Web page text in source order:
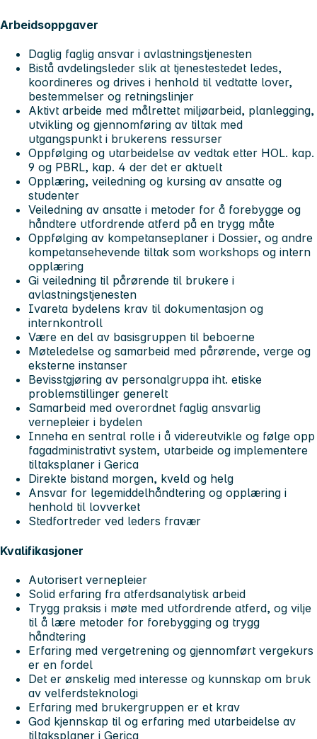
Arbeidsoppgaver
Daglig faglig ansvar i avlastningstjenesten
Bistå avdelingsleder slik at tjenestestedet ledes,
koordineres og drives i henhold til vedtatte lover,
bestemmelser og retningslinjer
Aktivt arbeide med målrettet miljøarbeid, planlegging,
utvikling og gjennomføring av tiltak med
utgangspunkt i brukerens ressurser
Oppfølging og utarbeidelse av vedtak etter HOL. kap.
9 og PBRL, kap. 4 der det er aktuelt
Opplæring, veiledning og kursing av ansatte og
studenter
Veiledning av ansatte i metoder for å forebygge og
håndtere utfordrende atferd på en trygg måte
Oppfølging av kompetanseplaner i Dossier, og andre
kompetansehevende tiltak som workshops og intern
opplæring
Gi veiledning til pårørende til brukere i
avlastningstjenesten
Ivareta bydelens krav til dokumentasjon og
internkontroll
Være en del av basisgruppen til beboerne
Møteledelse og samarbeid med pårørende, verge og
eksterne instanser
Bevisstgjøring av personalgruppa iht. etiske
problemstillinger generelt
Samarbeid med overordnet faglig ansvarlig
vernepleier i bydelen
Inneha en sentral rolle i å videreutvikle og følge opp
fagadministrativt system, utarbeide og implementere
tiltaksplaner i Gerica
Direkte bistand morgen, kveld og helg
Ansvar for legemiddelhåndtering og opplæring i
henhold til lovverket
Stedfortreder ved leders fravær
Kvalifikasjoner
Autorisert vernepleier
Solid erfaring fra atferdsanalytisk arbeid
Trygg praksis i møte med utfordrende atferd, og vilje
til å lære metoder for forebygging og trygg
håndtering
Erfaring med vergetrening og gjennomført vergekurs
er en fordel
Det er ønskelig med interesse og kunnskap om bruk
av velferdsteknologi
Erfaring med brukergruppen er et krav
God kjennskap til og erfaring med utarbeidelse av
tiltaksplaner i Gerica